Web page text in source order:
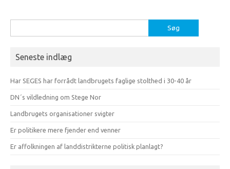
efter:
Seneste indlæg
Har SEGES har forrådt landbrugets faglige stolthed i 30-40 år
DN´s vildledning om Stege Nor
Landbrugets organisationer svigter
Er politikere mere fjender end venner
Er affolkningen af landdistrikterne politisk planlagt?